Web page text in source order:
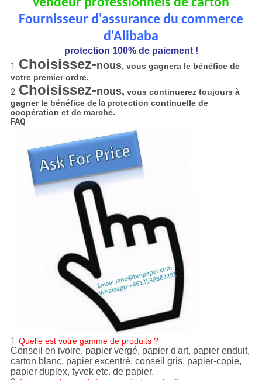
vendeur professionnels de carton
Fournisseur d'assurance du commerce
d'Alibaba
protection 100% de paiement !
1. Choisissez-nous, vous gagnera le bénéfice de
votre premier ordre.
2. Choisissez-nous, vous continuerez toujours à
gagner le bénéfice dela protection continuelle de
coopération et de marché.
FAQ
1. Quelle est votre gamme de produits ?
Conseil en ivoire, papier vergé, papier d'art, papier enduit,
carton blanc, papier excentré, conseil gris, papier-copie,
papier duplex, tyvek etc. de papier.